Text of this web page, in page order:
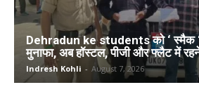
Dehradun ke students को ‘ स्मैक
मुनाफा, अब हॉस्टल, पीजी और फ्लैट में
Indresh Kohli - August 7, 2026